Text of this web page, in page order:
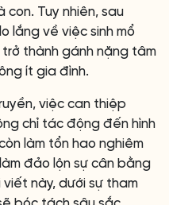
con. Tuy nhiên, sau
lắng về việc sinh mổ
trở thành gánh nặng tâm
ít gia đình.
việc can thiệp
chỉ tác động đến hình
làm tổn hao nghiêm
đảo lộn sự cân bằng
này, dưới sự tham